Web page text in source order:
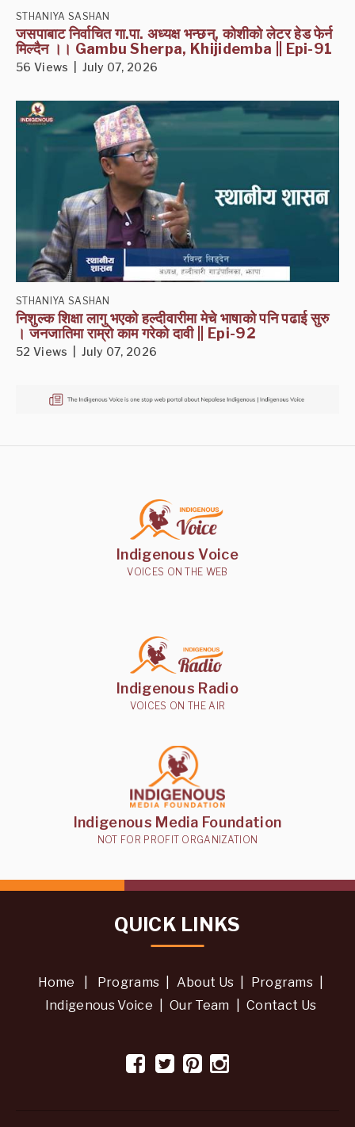
STHANIYA SASHAN
जसपाबाट निर्वाचित गा.पा. अध्यक्ष भन्छन्, कोशीको लेटर हेड फेर्न
मिल्दैन ।। Gambu Sherpa, Khijidemba || Epi-91
56 Views | July 07, 2026
STHANIYA SASHAN
निशुल्क शिक्षा लागु भएको हल्दीवारीमा मेचे भाषाको पनि पढाई सुरु
। जनजातिमा राम्रो काम गरेको दावी || Epi-92
52 Views | July 07, 2026
Indigenous Voice
VOICES ON THE WEB
Indigenous Radio
VOICES ON THE AIR
Indigenous Media Foundation
NOT FOR PROFIT ORGANIZATION
QUICK LINKS
Home Programs About Us Programs
Indigenous Voice
Our Team Contact Us